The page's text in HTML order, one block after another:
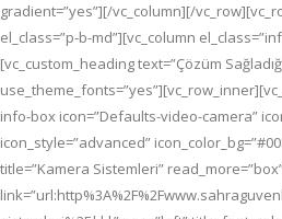
gradient=”yes”][/vc_column][/
el_class=”p-b-md”][vc_column
[vc_custom_heading text=”Çözüm
info-box icon=”Defaults-video-camera”
icon_style=”advanced”
title=”Kamera Sistemleri”